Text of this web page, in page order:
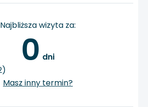
Najbliższa wizyta za:
0 dni
Masz inny termin?